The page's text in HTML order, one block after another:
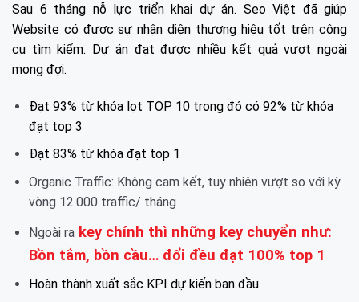
Sau 6 tháng nỗ lực triển khai dự án. Seo Việt đã giúp
Website có được sự nhận diện thương hiệu tốt trên công
cụ tìm kiếm. Dự án đạt được nhiều kết quả vượt ngoài
mong đợi.
Đạt 93% từ khóa lọt TOP 10 trong đó có 92% từ khóa
đạt top 3
Đạt 83% từ khóa đạt top 1
Organic Traffic: Không cam kết, tuy nhiên vượt so với kỳ
vòng 12.000 traffic/ tháng
Ngoài rakey chính thì những key chuyển như:
Bồn tắm, bồn cầu… đổi đều đạt 100% top 1
Hoàn thành xuất sắc KPI dự kiến ban đầu.